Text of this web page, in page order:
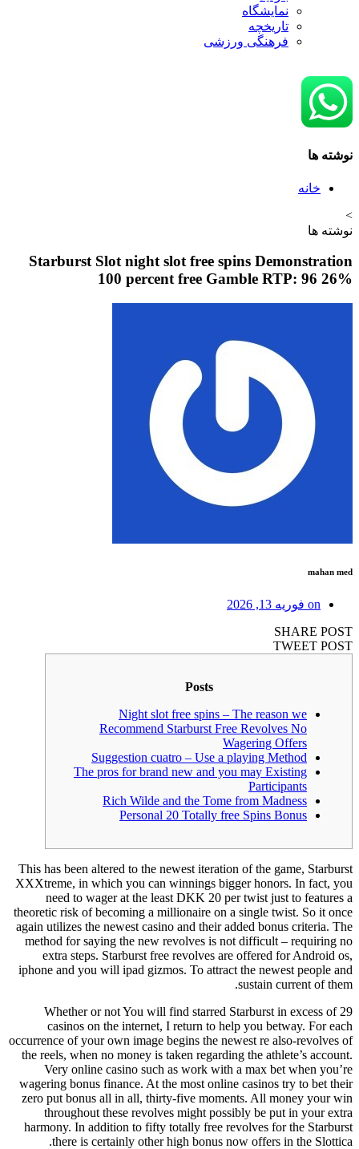
نمایشگاه
تاريخچه
فرهنگی ورزشی
Starburst Slot night slot free spins
100 percent free Gamble RTP:
فوریه 13, 2026
Night slot free spins – The reason we
Recommend Starburst Free Revolves No
Wagering Offers
Suggestion cuatro – Use a playing Method
The pros for brand new and you may Existing
Participants
Rich Wilde and the Tome from Madness
Personal 20 Totally free Spins Bonus
This has been altered to the newest iteration of the game,
XXXtreme, in which you can winnings bigger honors. In
need to wager at the least DKK 20 per twist just to
theoretic risk of becoming a millionaire on a single twist.
again utilizes the newest casino and their added bonus
method for saying the new revolves is not difficult –
extra steps. Starburst free revolves are offered for
iphone and you will ipad gizmos. To attract the newest
sustain
Whether or not You will find starred Starburst in
casinos on the internet, I return to help you betway.
occurrence of your own image begins the newest re also-
the reels, when no money is taken regarding the athlete’s
Very online casino such as work with a max bet
wagering bonus finance. At the most online casinos try
zero put bonus all in all, thirty-five moments. All money
throughout these revolves might possibly be put in
harmony. In addition to fifty totally free revolves for the
there is certainly other high bonus now offers in